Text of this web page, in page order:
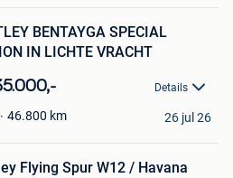
BENTAYGA SPECIAL
IN LICHTE VRACHT
Details
46.800 km 26 jul 26
Flying Spur W12 / Havana